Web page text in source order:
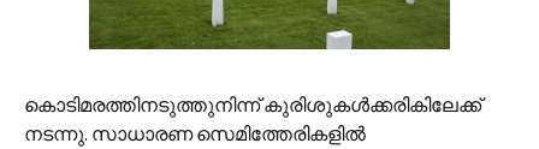
കൊടിമരത്തിനടുത്തുനിന്ന് കുരിശുകള്‍ക്കരികിലേക്ക്
നടന്നു. സാധാരണ സെമിത്തേരികളില്‍